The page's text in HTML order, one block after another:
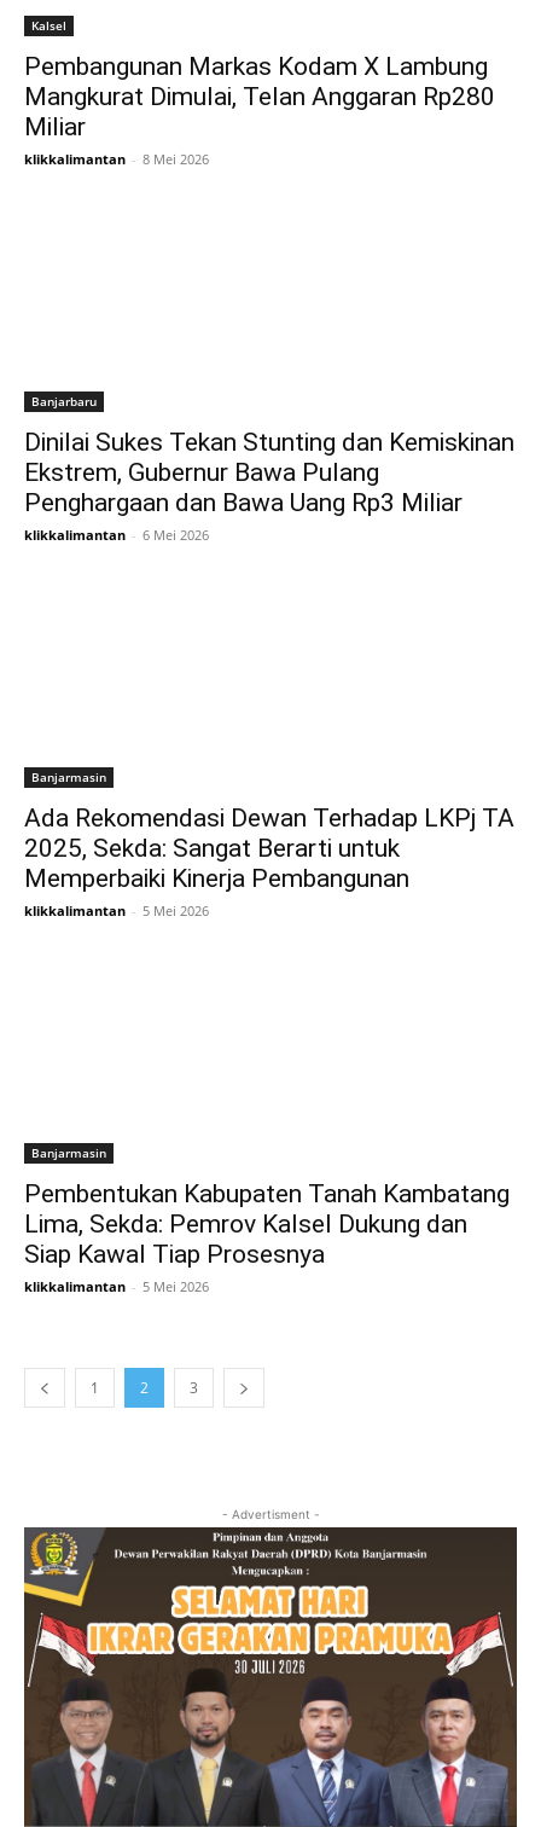
Kalsel
Pembangunan Markas Kodam X Lambung
Mangkurat Dimulai, Telan Anggaran Rp280
Miliar
klikkalimantan - 8 Mei 2026
Banjarbaru
Dinilai Sukes Tekan Stunting dan Kemiskinan
Ekstrem, Gubernur Bawa Pulang
Penghargaan dan Bawa Uang Rp3 Miliar
klikkalimantan - 6 Mei 2026
Banjarmasin
Ada Rekomendasi Dewan Terhadap LKPj TA
2025, Sekda: Sangat Berarti untuk
Memperbaiki Kinerja Pembangunan
klikkalimantan - 5 Mei 2026
Banjarmasin
Pembentukan Kabupaten Tanah Kambatang
Lima, Sekda: Pemrov Kalsel Dukung dan
Siap Kawal Tiap Prosesnya
klikkalimantan - 5 Mei 2026
1 2 3
- Advertisment -